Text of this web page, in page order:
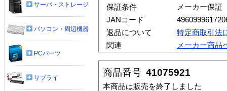
保証条件
メーカー保証
JANコード
返品について
特定商取引法
関連
メーカー商品
商品番号 41075921
本商品は販売を終了しました
サーバ・ストレージ
パソコン・周辺機器
PCパーツ
サプライ